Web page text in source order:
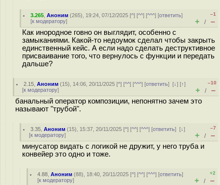
3.265 ,Аноним (265), 19:24, 07/12/2025 [^] [^^] [^^^] [ответить]
[к модератору]
–1
+ / –
Как инородное говно он выглядит, особенно с
замыканиями. Какой-то недоумок сделал чтобы закрыть
единственный кейс. А если надо сделать деструктивное
присваивание того, что вернулось с функции и передать
дальше?
2.15 ,Аноним (15), 14:06, 20/11/2025 [^] [^^] [^^^] [ответить][↓] [↑]
[к модератору]
–10
+ / –
банальный оператор композиции, непонятно зачем это
называют "трубой".
3.35 ,Аноним (15), 15:37, 20/11/2025 [^] [^^] [^^^] [ответить][↓]
[к модератору]
–7
+ / –
минусатор видать с логикой не дружит, у него труба и
конвейер это одно и тоже.
4.88 ,Аноним (88), 18:40, 20/11/2025 [^] [^^] [^^^] [ответить]
[к модератору]
+2
+ / –